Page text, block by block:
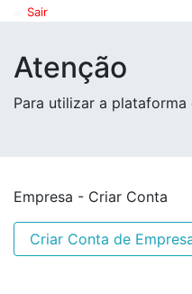
Sair
Atenção
Para utilizar a
Empresa - Criar Conta